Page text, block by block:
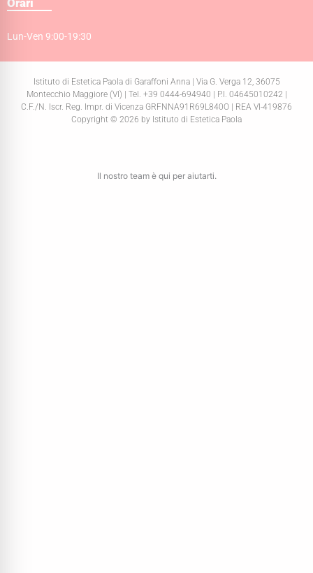
Lun-Ven 9:00-19:30
Istituto di Estetica Paola di Garaffoni Anna | Via G. Verga 12, 36075
Montecchio Maggiore (VI) | Tel. +39 0444-694940 | P.I. 04645010242 |
C.F./N. Iscr. Reg. Impr. di Vicenza GRFNNA91R69L840O | REA VI-419876
Copyright © 2026 by Istituto di Estetica Paola
Il nostro team è qui per aiutarti.